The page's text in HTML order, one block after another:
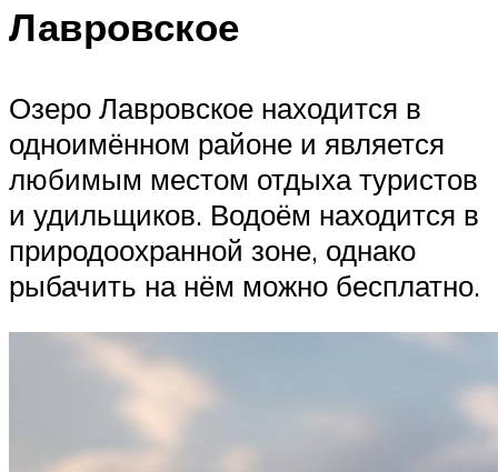
Лавровское
Озеро Лавровское находится в
одноимённом районе и является
любимым местом отдыха туристов
и удильщиков. Водоём находится в
природоохранной зоне, однако
рыбачить на нём можно бесплатно.